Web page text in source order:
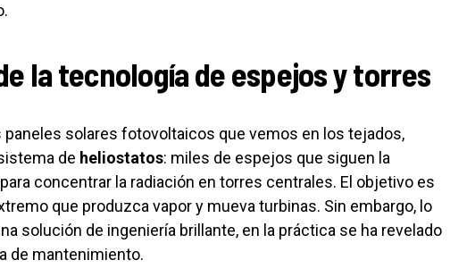
la tecnología de espejos y torres
paneles solares fotovoltaicos que vemos en los tejados,
de heliostatos: miles de espejos que siguen la
concentrar la radiación en torres centrales. El objetivo es
que produzca vapor y mueva turbinas. Sin embargo, lo
solución de ingeniería brillante, en la práctica se ha revelado
de mantenimiento.